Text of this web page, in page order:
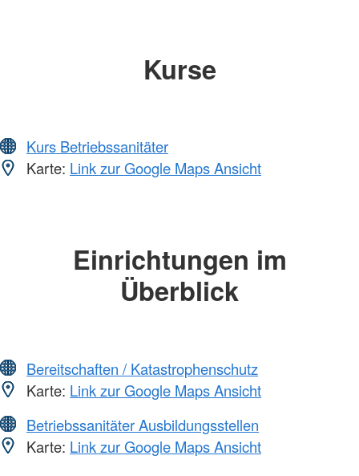
Kurse
Kurs Betriebssanitäter
Karte: Link zur Google Maps Ansicht
Einrichtungen im
Überblick
Bereitschaften / Katastrophenschutz
Karte: Link zur Google Maps Ansicht
Betriebssanitäter Ausbildungsstellen
Karte: Link zur Google Maps Ansicht